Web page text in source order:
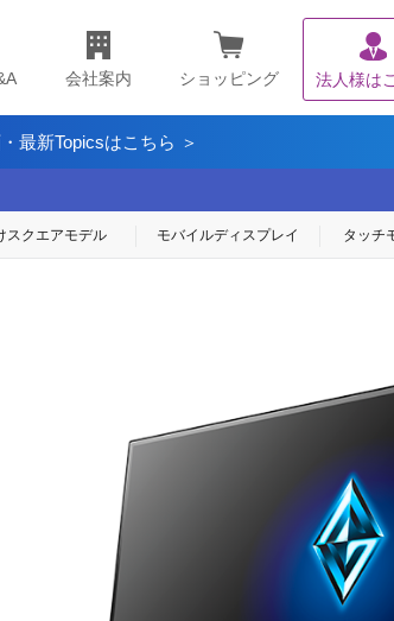
会社案内 ショッピング 法人様は
最新Topicsはこちら ＞
スクエアモデル モバイルディスプレイ タッチ